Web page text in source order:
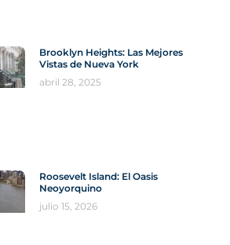
Brooklyn Heights: Las Mejores
Vistas de Nueva York
abril 28, 2025
Roosevelt Island: El Oasis
Neoyorquino
julio 15, 2026